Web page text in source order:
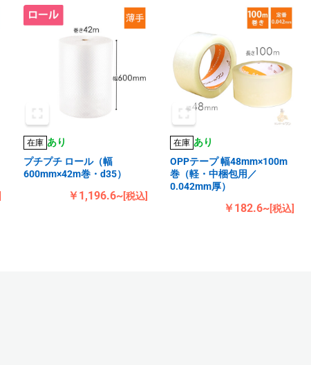
在庫 あり
プチプチ ロール（幅
600mm×42m巻・d35）
￥1,196.6~[税込]
在庫 あり
OPPテープ 幅48mm×100m
巻（軽・中梱包用／
0.042mm厚）
￥182.6~[税込]